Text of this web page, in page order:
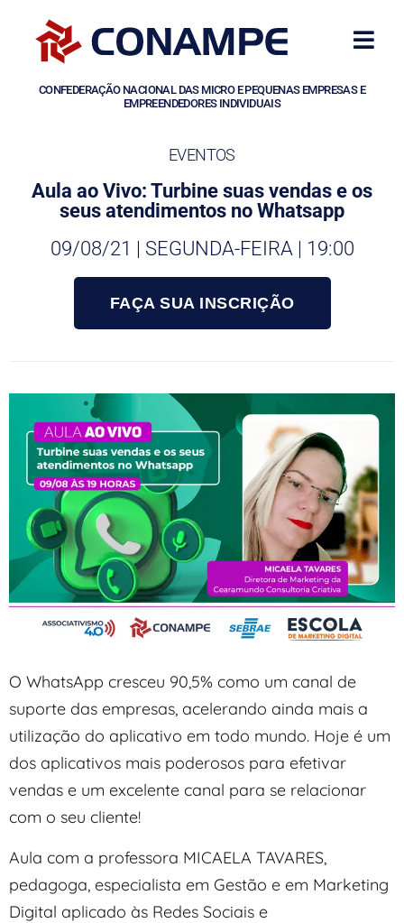
CONFEDERAÇÃO NACIONAL DAS MICRO E PEQUENAS EMPRESAS E
EMPREENDEDORES INDIVIDUAIS
EVENTOS
Aula ao Vivo: Turbine suas vendas e os
seus atendimentos no Whatsapp
09/08/21 | SEGUNDA-FEIRA | 19:00
FAÇA SUA INSCRIÇÃO
O WhatsApp cresceu 90,5% como um canal de
suporte das empresas, acelerando ainda mais a
utilização do aplicativo em todo mundo. Hoje é um
dos aplicativos mais poderosos para efetivar
vendas e um excelente canal para se relacionar
com o seu cliente!
Aula com a professora MICAELA TAVARES,
pedagoga, especialista em Gestão e em Marketing
Digital aplicado às Redes Sociais e